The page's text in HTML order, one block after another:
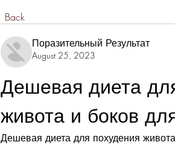
Back
Поразительный Результат
August 25, 2023
Дешевая диета
живота и боков
Дешевая диета для похудения